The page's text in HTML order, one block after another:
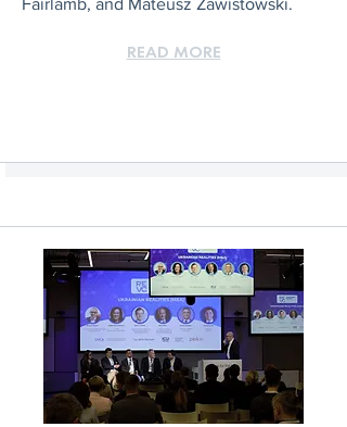
Fairlamb, and Mateusz Zawistowski.
READ MORE